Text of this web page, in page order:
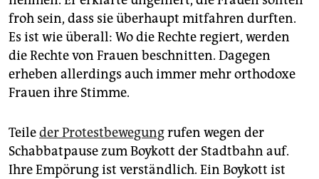
froh sein, dass sie überhaupt mitfahren durften.
Es ist wie überall: Wo die Rechte regiert, werden
die Rechte von Frauen beschnitten. Dagegen
erheben allerdings auch immer mehr orthodoxe
Frauen ihre Stimme.
Teileder Protestbewegungrufen wegen der
Schabbatpause zum Boykott der Stadtbahn auf.
Ihre Empörung ist verständlich. Ein Boykott ist